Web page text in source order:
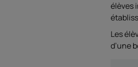
élèves
Les
d’une